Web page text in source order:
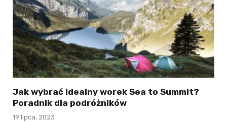
Jak wybrać idealny worek Sea to Summit?
Poradnik dla podróżników
19 lipca, 2023